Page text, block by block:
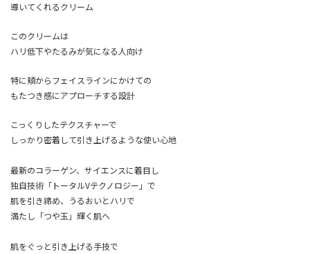
導いてくれるクリーム
このクリームは
ハリ低下やたるみが気になる人向け
特に頬からフェイスラインにかけての
もたつき感にアプローチする設計
こっくりしたテクスチャーで
しっかり密着して引き上げるような使い心地
最新のコラーゲン、サイエンスに着目し
独自技術「トータルVテクノロジー」で
肌を引き締め、うるおいとハリで
満たし「つや玉」輝く肌へ
肌をぐっと引き上げる手技で